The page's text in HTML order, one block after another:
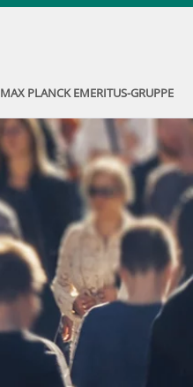
MAX PLANCK EMERITUS-GRUPPE